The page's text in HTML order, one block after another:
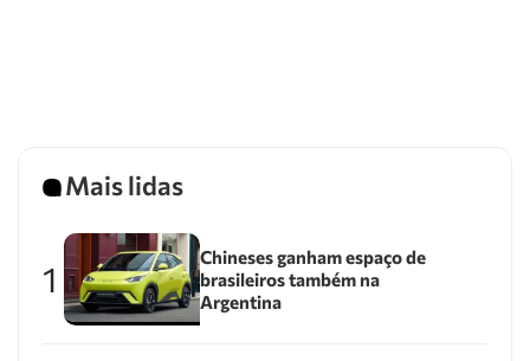
Mais lidas
1
Chineses ganham espaço de
brasileiros também na
Argentina